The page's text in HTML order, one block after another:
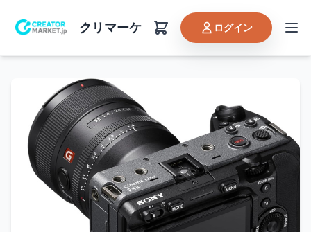
クリマーケ ログイン